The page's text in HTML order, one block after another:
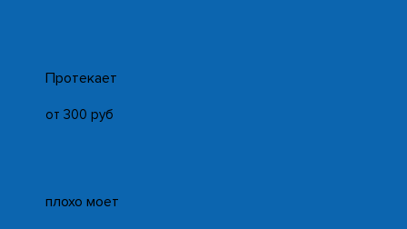
Протекает
от 300 руб
плохо моет